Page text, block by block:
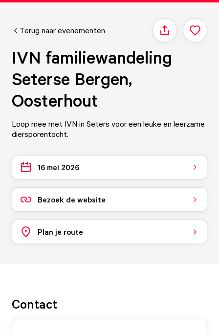
Terug naar evenementen Delen
IVN familiewandeling
Seterse Bergen,
Oosterhout
Loop mee met IVN in Seters voor een leuke en leerzame
diersporentocht.
16 mei 2026
Bezoek de website
Plan je route
Contact